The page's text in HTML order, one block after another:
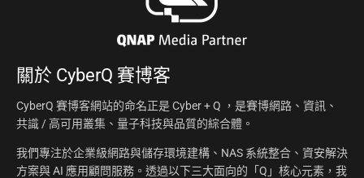
關於 CyberQ 賽博客
CyberQ 賽博客網站的命名正是 Cyber + Q ，是賽博網路、資訊、
共識 / 高可用叢集、量子科技與品質的綜合體。
我們專注於企業級網路與儲存環境建構、NAS 系統整合、資安解決
方案與 AI 應用顧問服務。透過以下三大面向的「Q」核心元素，我